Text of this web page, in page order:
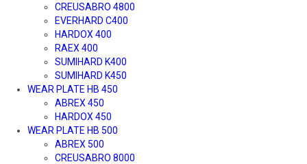
CREUSABRO 4800
EVERHARD C400
HARDOX 400
RAEX 400
SUMIHARD K400
SUMIHARD K450
WEAR PLATE HB 450
ABREX 450
HARDOX 450
WEAR PLATE HB 500
ABREX 500
CREUSABRO 8000